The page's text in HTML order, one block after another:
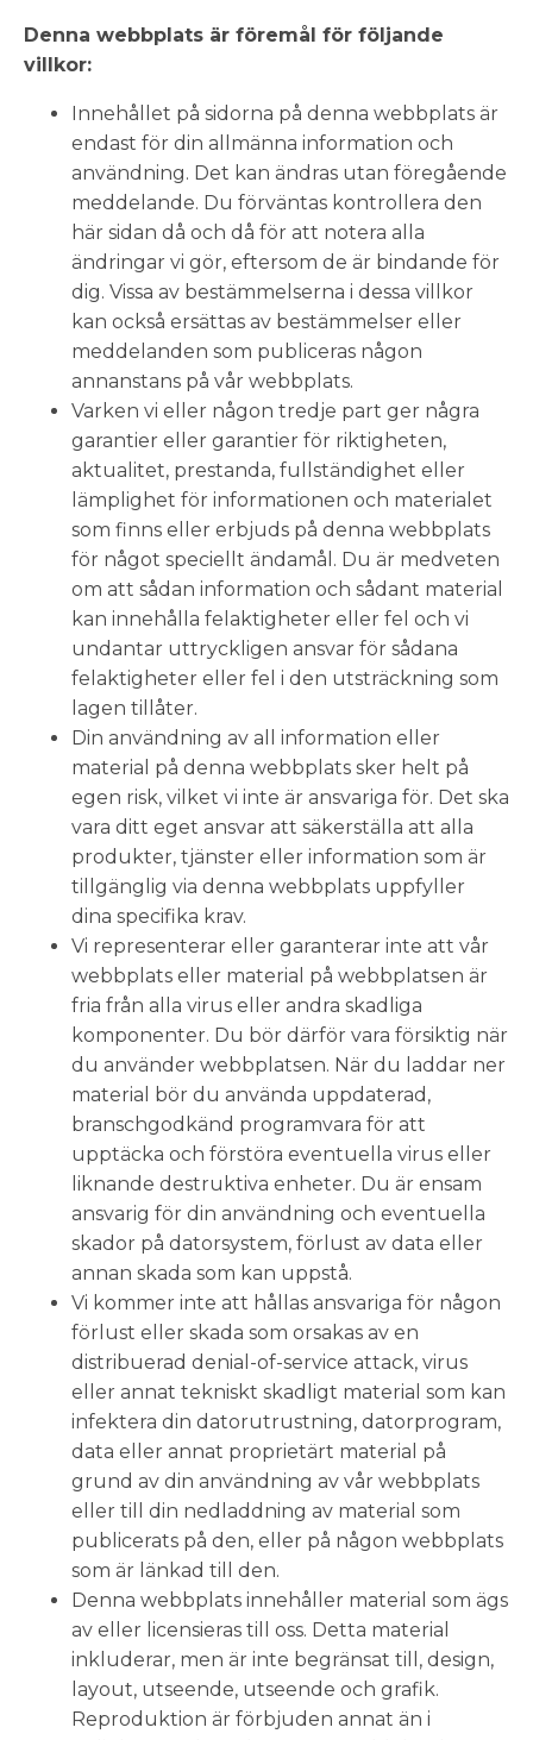
Denna webbplats är föremål för följande
villkor:
Innehållet på sidorna på denna webbplats är
endast för din allmänna information och
användning. Det kan ändras utan föregående
meddelande. Du förväntas kontrollera den
här sidan då och då för att notera alla
ändringar vi gör, eftersom de är bindande för
dig. Vissa av bestämmelserna i dessa villkor
kan också ersättas av bestämmelser eller
meddelanden som publiceras någon
annanstans på vår webbplats.
Varken vi eller någon tredje part ger några
garantier eller garantier för riktigheten,
aktualitet, prestanda, fullständighet eller
lämplighet för informationen och materialet
som finns eller erbjuds på denna webbplats
för något speciellt ändamål. Du är medveten
om att sådan information och sådant material
kan innehålla felaktigheter eller fel och vi
undantar uttryckligen ansvar för sådana
felaktigheter eller fel i den utsträckning som
lagen tillåter.
Din användning av all information eller
material på denna webbplats sker helt på
egen risk, vilket vi inte är ansvariga för. Det ska
vara ditt eget ansvar att säkerställa att alla
produkter, tjänster eller information som är
tillgänglig via denna webbplats uppfyller
dina specifika krav.
Vi representerar eller garanterar inte att vår
webbplats eller material på webbplatsen är
fria från alla virus eller andra skadliga
komponenter. Du bör därför vara försiktig när
du använder webbplatsen. När du laddar ner
material bör du använda uppdaterad,
branschgodkänd programvara för att
upptäcka och förstöra eventuella virus eller
liknande destruktiva enheter. Du är ensam
ansvarig för din användning och eventuella
skador på datorsystem, förlust av data eller
annan skada som kan uppstå.
Vi kommer inte att hållas ansvariga för någon
förlust eller skada som orsakas av en
distribuerad denial-of-service attack, virus
eller annat tekniskt skadligt material som kan
infektera din datorutrustning, datorprogram,
data eller annat proprietärt material på
grund av din användning av vår webbplats
eller till din nedladdning av material som
publicerats på den, eller på någon webbplats
som är länkad till den.
Denna webbplats innehåller material som ägs
av eller licensieras till oss. Detta material
inkluderar, men är inte begränsat till, design,
layout, utseende, utseende och grafik.
Reproduktion är förbjuden annat än i